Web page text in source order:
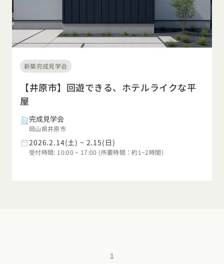
新築完成見学会
【井原市】回遊できる、ホテルライクな平
屋
完成見学会
岡山県井原市
2026.2.14(土) ~ 2.15(日)
受付時間: 10:00 ~ 17:00 (所要時間：約1~2時間)
1